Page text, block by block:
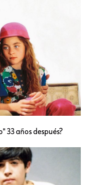
33 años después?